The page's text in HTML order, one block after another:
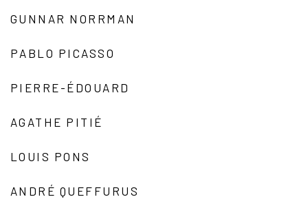
GUNNAR NORRMAN
PABLO PICASSO
PIERRE-ÉDOUARD
AGATHE PITIÉ
LOUIS PONS
ANDRÉ QUEFFURUS